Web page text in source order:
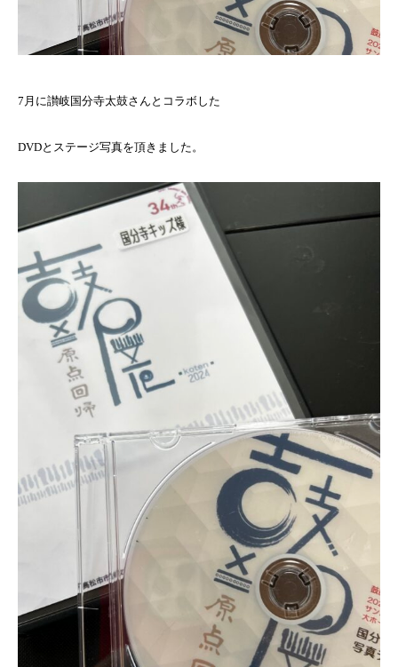
7月に讃岐国分寺太鼓さんとコラボした
DVDとステージ写真を頂きました。